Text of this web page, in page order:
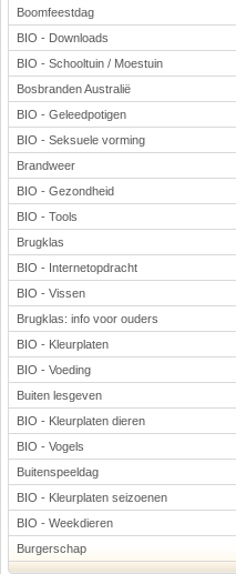
Boomfeestdag
BIO - Downloads
BIO - Schooltuin / Moestuin
Bosbranden Australië
BIO - Geleedpotigen
BIO - Seksuele vorming
Brandweer
BIO - Gezondheid
BIO - Tools
Brugklas
BIO - Internetopdracht
BIO - Vissen
Brugklas: info voor ouders
BIO - Kleurplaten
BIO - Voeding
Buiten lesgeven
BIO - Kleurplaten dieren
BIO - Vogels
Buitenspeeldag
BIO - Kleurplaten seizoenen
BIO - Weekdieren
Burgerschap